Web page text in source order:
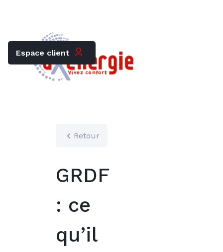
Espace client
Retour
GRDF
: ce
qu’il